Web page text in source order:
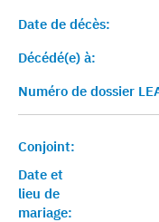
Date de décès:
Décédé(e) à:
Numéro de dossier
Conjoint:
Date et
lieu de
mariage: